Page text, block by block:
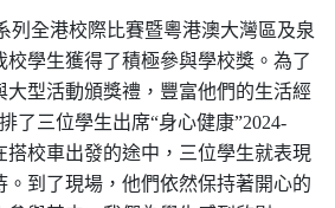
列全港校際比賽暨粵港澳大灣區及泉
校學生獲得了積極參與學校獎。為了
大型活動頒獎禮，豐富他們的生活經
了三位學生出席“身心健康”2024-
搭校車出發的途中，三位學生就表現
。到了現場，他們依然保持著開心的